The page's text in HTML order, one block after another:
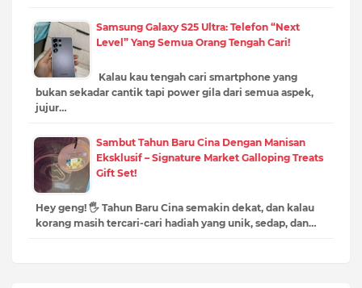
Samsung Galaxy S25 Ultra: Telefon “Next
Level” Yang Semua Orang Tengah Cari!
Kalau kau tengah cari smartphone yang
bukan sekadar cantik tapi power gila dari semua aspek,
jujur…
Sambut Tahun Baru Cina Dengan Manisan
Eksklusif – Signature Market Galloping Treats
Gift Set!
Hey geng! 🖐️ Tahun Baru Cina semakin dekat, dan kalau
korang masih tercari-cari hadiah yang unik, sedap, dan…